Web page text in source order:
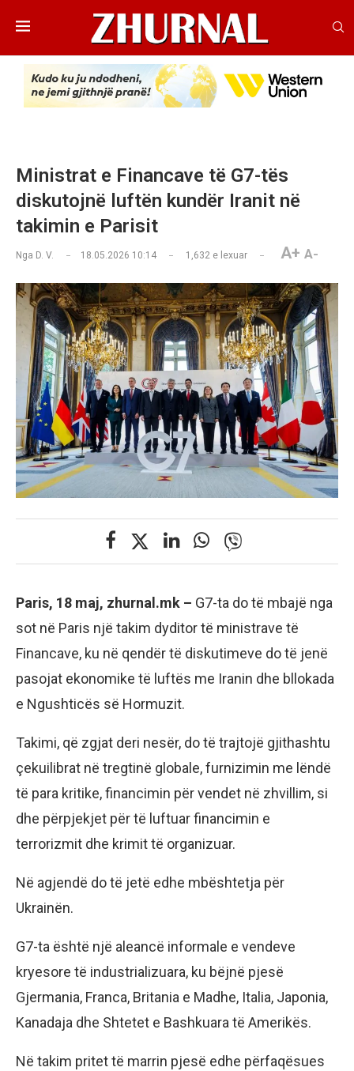
Ministrat e Financave të G7-tës
diskutojnë luftën kundër Iranit në
takimin e Parisit
Nga D. V. 18.05.2026 10:14 1,632 e lexuar A+ A-
Paris, 18 maj, zhurnal.mk – G7-ta do të mbajë nga
sot në Paris një takim dyditor të ministrave të
Financave, ku në qendër të diskutimeve do të jenë
pasojat ekonomike të luftës me Iranin dhe bllokada
e Ngushticës së Hormuzit.
Takimi, që zgjat deri nesër, do të trajtojë gjithashtu
çekuilibrat në tregtinë globale, furnizimin me lëndë
të para kritike, financimin për vendet në zhvillim, si
dhe përpjekjet për të luftuar financimin e
terrorizmit dhe krimit të organizuar.
Në agjendë do të jetë edhe mbështetja për
Ukrainën.
G7-ta është një aleancë informale e vendeve
kryesore të industrializuara, ku bëjnë pjesë
Gjermania, Franca, Britania e Madhe, Italia, Japonia,
Kanadaja dhe Shtetet e Bashkuara të Amerikës.
Në takim pritet të marrin pjesë edhe përfaqësues